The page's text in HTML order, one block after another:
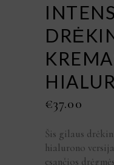
€37.00
Šis gilaus
hialurono
esančios